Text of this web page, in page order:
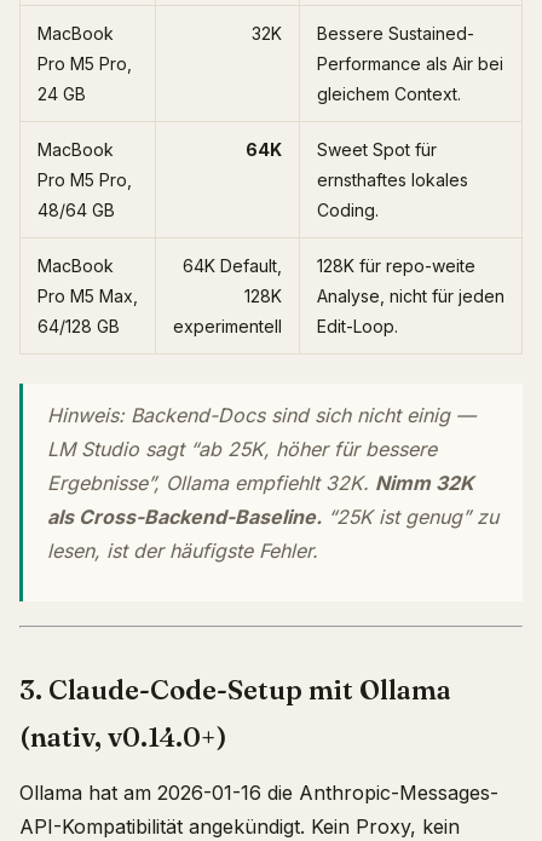
MacBook
Pro M5 Pro,
24 GB
32K
Bessere Sustained-
Performance als Air bei
gleichem Context.
MacBook
Pro M5 Pro,
48/64 GB
64K
Sweet Spot für
ernsthaftes lokales
Coding.
MacBook
Pro M5 Max,
64/128 GB
64K Default,
128K
experimentell
128K für repo-weite
Analyse, nicht für jeden
Edit-Loop.
Hinweis: Backend-Docs sind sich nicht einig —
LM Studio sagt “ab 25K, höher für bessere
Ergebnisse”, Ollama empfiehlt 32K. Nimm 32K
als Cross-Backend-Baseline. “25K ist genug” zu
lesen, ist der häufigste Fehler.
3. Claude-Code-Setup mit Ollama
(nativ, v0.14.0+)
Ollama hat am 2026-01-16 die Anthropic-Messages-
API-Kompatibilität angekündigt. Kein Proxy, kein